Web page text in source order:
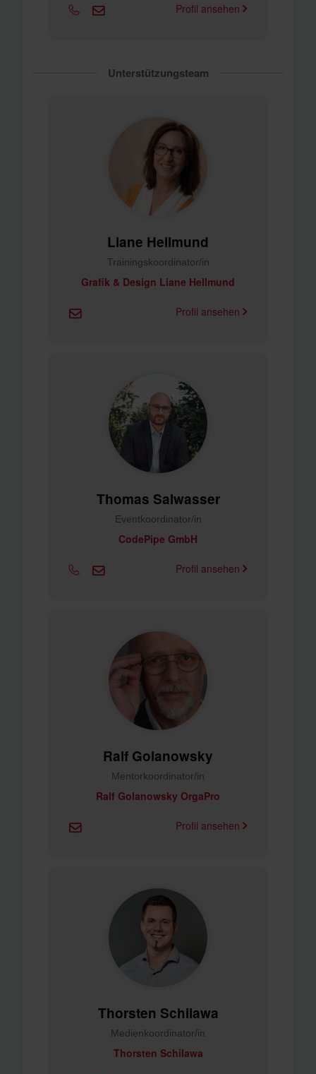
Profil ansehen
Unterstützungsteam
Liane Hellmund
Trainingskoordinator/in
Grafik & Design Liane Hellmund
Profil ansehen
Thomas Salwasser
Eventkoordinator/in
CodePipe GmbH
Profil ansehen
Ralf Golanowsky
Mentorkoordinator/in
Ralf Golanowsky OrgaPro
Profil ansehen
Thorsten Schilawa
Medienkoordinator/in
Thorsten Schilawa